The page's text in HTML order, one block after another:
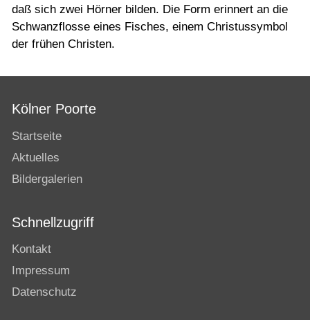
daß sich zwei Hörner bilden. Die Form erinnert an die
Schwanzflosse eines Fisches, einem Christussymbol
der frühen Christen.
Kölner Poorte
Startseite
Aktuelles
Bildergalerien
Schnellzugriff
Kontakt
Impressum
Datenschutz